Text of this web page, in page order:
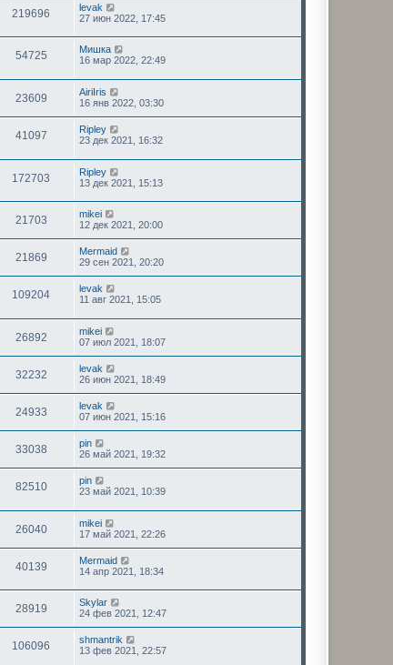
219696
levak
27 июн 2022, 17:45
54725
Мишка
16 мар 2022, 22:49
23609
AiriIris
16 янв 2022, 03:30
41097
Ripley
23 дек 2021, 16:32
172703
Ripley
13 дек 2021, 15:13
21703
mikei
12 дек 2021, 20:00
21869
Mermaid
29 сен 2021, 20:20
109204
levak
11 авг 2021, 15:05
26892
mikei
07 июл 2021, 18:07
32232
levak
26 июн 2021, 18:49
24933
levak
07 июн 2021, 15:16
33038
pin
26 май 2021, 19:32
82510
pin
23 май 2021, 10:39
26040
mikei
17 май 2021, 22:26
40139
Mermaid
14 апр 2021, 18:34
28919
Skylar
24 фев 2021, 12:47
106096
shmantrik
13 фев 2021, 22:57